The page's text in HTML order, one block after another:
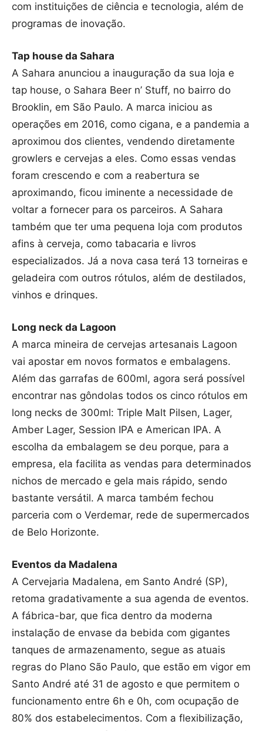
com instituições de ciência e tecnologia, além de
programas de inovação.
Tap house da Sahara
A Sahara anunciou a inauguração da sua loja e
tap house, o Sahara Beer n’ Stuff, no bairro do
Brooklin, em São Paulo. A marca iniciou as
operações em 2016, como cigana, e a pandemia a
aproximou dos clientes, vendendo diretamente
growlers e cervejas a eles. Como essas vendas
foram crescendo e com a reabertura se
aproximando, ficou iminente a necessidade de
voltar a fornecer para os parceiros. A Sahara
também que ter uma pequena loja com produtos
afins à cerveja, como tabacaria e livros
especializados. Já a nova casa terá 13 torneiras e
geladeira com outros rótulos, além de destilados,
vinhos e drinques.
Long neck da Lagoon
A marca mineira de cervejas artesanais Lagoon
vai apostar em novos formatos e embalagens.
Além das garrafas de 600ml, agora será possível
encontrar nas gôndolas todos os cinco rótulos em
long necks de 300ml: Triple Malt Pilsen, Lager,
Amber Lager, Session IPA e American IPA. A
escolha da embalagem se deu porque, para a
empresa, ela facilita as vendas para determinados
nichos de mercado e gela mais rápido, sendo
bastante versátil. A marca também fechou
parceria com o Verdemar, rede de supermercados
de Belo Horizonte.
Eventos da Madalena
A Cervejaria Madalena, em Santo André (SP),
retoma gradativamente a sua agenda de eventos.
A fábrica-bar, que fica dentro da moderna
instalação de envase da bebida com gigantes
tanques de armazenamento, segue as atuais
regras do Plano São Paulo, que estão em vigor em
Santo André até 31 de agosto e que permitem o
funcionamento entre 6h e 0h, com ocupação de
80% dos estabelecimentos. Com a flexibilização,